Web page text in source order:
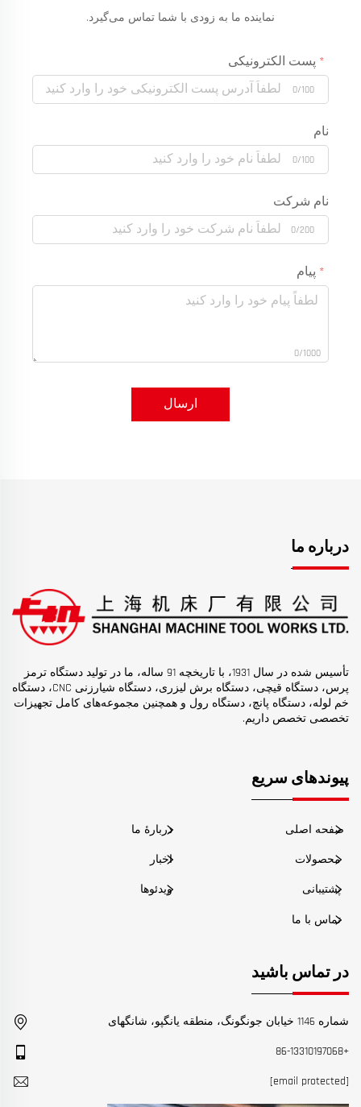
نماینده ما به زودی با شما تماس می‌گیرد.
پست الکترونیکی
0/100
نام
0/100
نام شرکت
0/200
پیام
0/1000
ارسال
درباره ما
تأسیس شده در سال 1931، با تاریخچه 91 ساله، ما در تولید دستگاه ترمز
پرس، دستگاه قیچی، دستگاه برش لیزری، دستگاه شیارزنی CNC، دستگاه
خم لوله، دستگاه پانچ، دستگاه رول و همچنین مجموعه‌های کامل تجهیزات
تخصصی تخصص داریم.
پیوندهای سریع
صفحه اصلی دربارهٔ ما
محصولات اخبار
پشتیبانی ویدئوها
تماس با ما
در تماس باشید
شماره 1146 خیابان جونگونگ، منطقه یانگپو، شانگهای
+86-13310197068
[email protected]